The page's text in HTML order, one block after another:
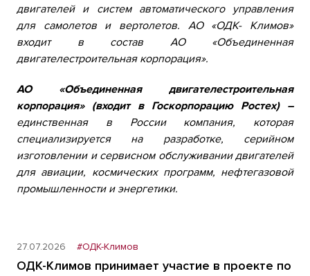
двигателей и систем автоматического управления
для самолетов и вертолетов. АО «ОДК- Климов»
входит в состав АО «Объединенная
двигателестроительная корпорация».
АО «Объединенная двигателестроительная
корпорация» (входит в Госкорпорацию Ростех) –
единственная в России компания, которая
специализируется на разработке, серийном
изготовлении и сервисном обслуживании двигателей
для авиации, космических программ, нефтегазовой
промышленности и энергетики.
27.07.2026 #ОДК-Климов
ОДК-Климов принимает участие в проекте по